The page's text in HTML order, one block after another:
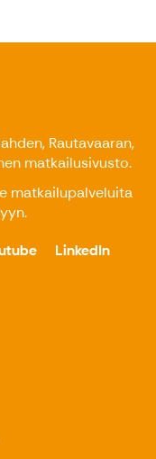
Rautavaaran,
matkailusivusto.
matkailupalveluita
.
LinkedIn